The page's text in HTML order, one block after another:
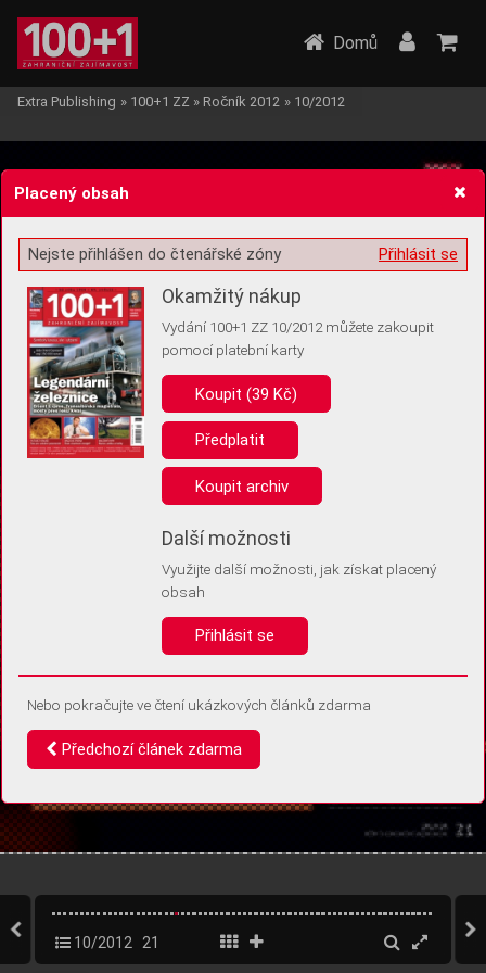
Žádost o souhlas s ukládáním volitelných informací
Pro základní fungování webu nepotřebujeme ukládat žádné informace
(tzv. cookies apod.). Rádi bychom vás ale požádali o souhlas s
uložením volitelných informací:
Anonymní unikátní ID
Díky němu příště poznáme, že se jedná o stejné zařízení, a
Identifikátor je zcela anonymní.
Vaše souhlasy a odmítnutí si ukládáme do vašeho zařízení, abychom se
vás už příště znovu neptali. Můžete je kdykoli později upravit ve Správě
Domů
Extra Publishing » 100+1 ZZ » Ročník 2012 » 10/2012
10/2012 21
Placený obsah
Přihlásit se
Nejste přihlášen do čtenářské zóny
Okamžitý nákup
Vydání 100+1 ZZ 10/2012 můžete zakoupit
pomocí platební karty
Koupit (39 Kč)
Předplatit
Koupit archiv
Další možnosti
Využijte další možnosti, jak získat placený
obsah
Přihlásit se
Nebo pokračujte ve čtení ukázkových článků zdarma
Předchozí článek zdarma